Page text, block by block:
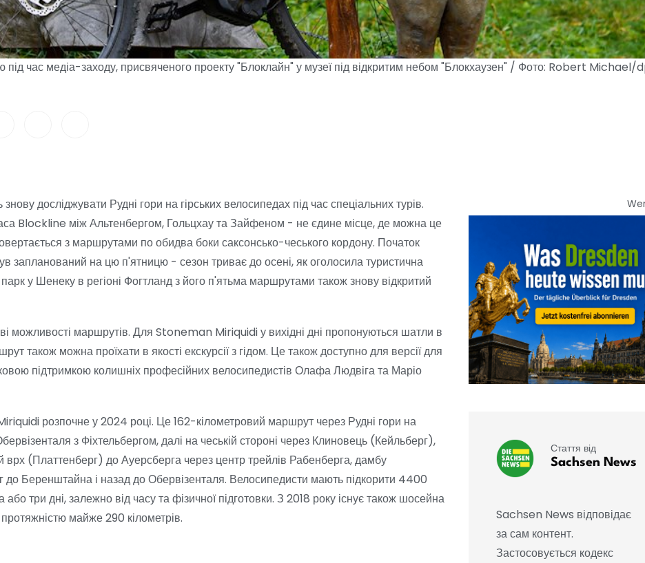
під час медіа-заходу, присвяченого проекту "Блоклайн" у музеї під відкритим небом "Блокхаузен" / Фото: Robert
досліджувати Рудні гори на гірських велосипедах під час спеціальних турів.
Blockline між Альтенбергом, Гольцхау та Зайфеном - не єдине місце, де можна це
з маршрутами по обидва боки саксонсько-чеського кордону. Початок
запланований на цю п'ятницю - сезон триває до осені, як оголосила туристична
у Шенеку в регіоні Фогтланд з його п'ятьма маршрутами також знову відкритий
можливості маршрутів. Для Stoneman Miriquidi у вихідні дні пропонуються шатли в
також можна проїхати в якості екскурсії з гідом. Це також доступно для версії для
підтримкою колишніх професійних велосипедистів Олафа Людвіга та Маріо
розпочне у 2024 році. Це 162-кілометровий маршрут через Рудні гори на
з Фіхтельбергом, далі на чеській стороні через Клиновець (Кейльберг),
врх (Платтенберг) до Ауерсберга через центр трейлів Рабенберга, дамбу
Беренштайна і назад до Обервізенталя. Велосипедисти мають підкорити 4400
три дні, залежно від часу та фізичної підготовки. З 2018 року існує також шосейна
майже 290 кілометрів.
Стаття від
Sachsen News
Sachsen News відповідає
за сам контент.
Застосовується кодекс